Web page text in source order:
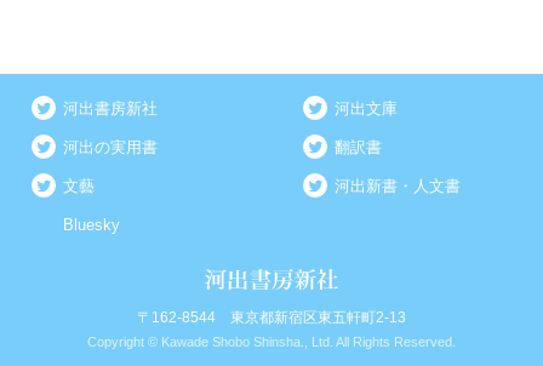
河出書房新社 河出文庫
河出の実用書 翻訳書
文藝 河出新書・人文書
Bluesky
〒162-8544 東京都新宿区東五軒町2-13
Copyright © Kawade Shobo Shinsha., Ltd. All Rights Reserved.